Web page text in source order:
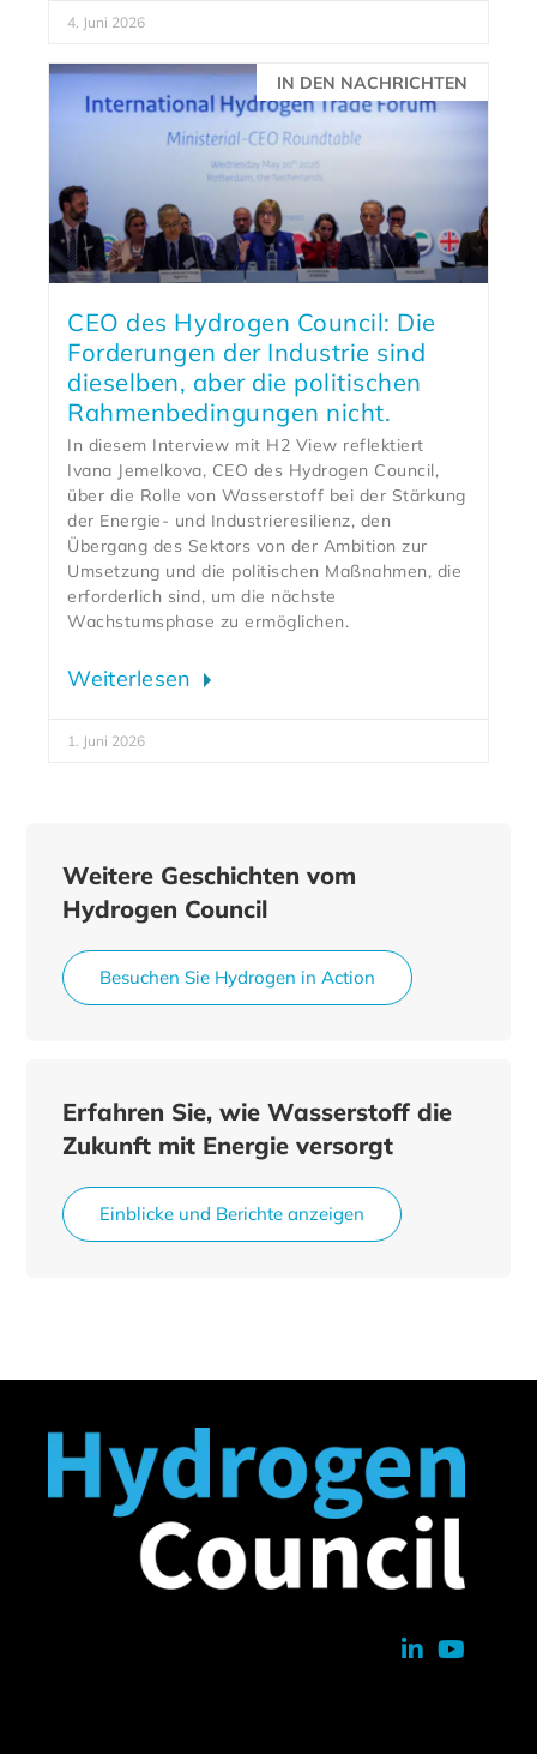
4. Juni 2026
IN DEN NACHRICHTEN
CEO des Hydrogen Council: Die
Forderungen der Industrie sind
dieselben, aber die politischen
Rahmenbedingungen nicht.
In diesem Interview mit H2 View reflektiert
Ivana Jemelkova, CEO des Hydrogen Council,
über die Rolle von Wasserstoff bei der Stärkung
der Energie- und Industrieresilienz, den
Übergang des Sektors von der Ambition zur
Umsetzung und die politischen Maßnahmen, die
erforderlich sind, um die nächste
Wachstumsphase zu ermöglichen.
Weiterlesen
1. Juni 2026
Weitere Geschichten vom
Hydrogen Council
Besuchen Sie Hydrogen in Action
Erfahren Sie, wie Wasserstoff die
Zukunft mit Energie versorgt
Einblicke und Berichte anzeigen